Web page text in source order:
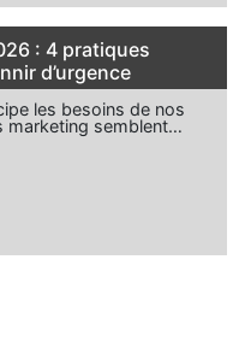
: 4 pratiques
d’urgence
les besoins de nos
marketing semblent…